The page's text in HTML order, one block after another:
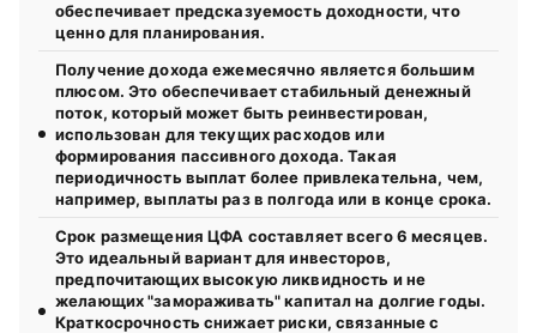
обеспечивает предсказуемость доходности, что
ценно для планирования.
Получение дохода ежемесячно является большим
плюсом. Это обеспечивает стабильный денежный
поток, который может быть реинвестирован,
использован для текущих расходов или
формирования пассивного дохода. Такая
периодичность выплат более привлекательна, чем,
например, выплаты раз в полгода или в конце срока.
Срок размещения ЦФА составляет всего 6 месяцев.
Это идеальный вариант для инвесторов,
предпочитающих высокую ликвидность и не
желающих "замораживать" капитал на долгие годы.
Краткосрочность снижает риски, связанные с